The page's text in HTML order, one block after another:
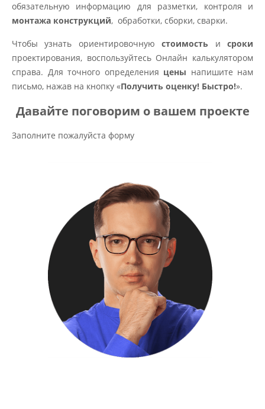
обязательную информацию для разметки, контроля и
монтажа конструкций, обработки, сборки, сварки.
Чтобы узнать ориентировочнуюстоимость исроки
проектирования, воспользуйтесь Онлайн калькулятором
справа. Для точного определения цены напишите нам
письмо, нажав на кнопку «Получить оценку! Быстро!».
Давайте поговорим о вашем проекте
Заполните пожалуйста форму